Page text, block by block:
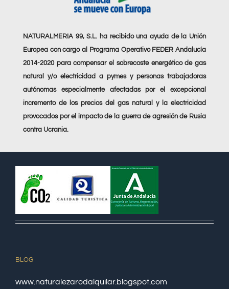
NATURALMERIA 99, S.L. ha recibido una ayuda de la Unión
Europea con cargo al Programa Operativo FEDER Andalucía
2014-2020 para compensar el sobrecoste energético de gas
natural y/o electricidad a pymes y personas trabajadoras
autónomas especialmente afectadas por el excepcional
incremento de los precios del gas natural y la electricidad
provocados por el impacto de la guerra de agresión de Rusia
contra Ucrania.
BLOG
www.naturalezarodalquilar.blogspot.com